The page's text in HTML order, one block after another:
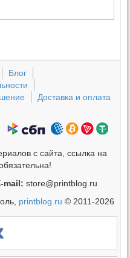
Блог
Доставка и оплата
с сайта, ссылка на
mail: store@printblog.ru
printblog.ru © 2011-2026